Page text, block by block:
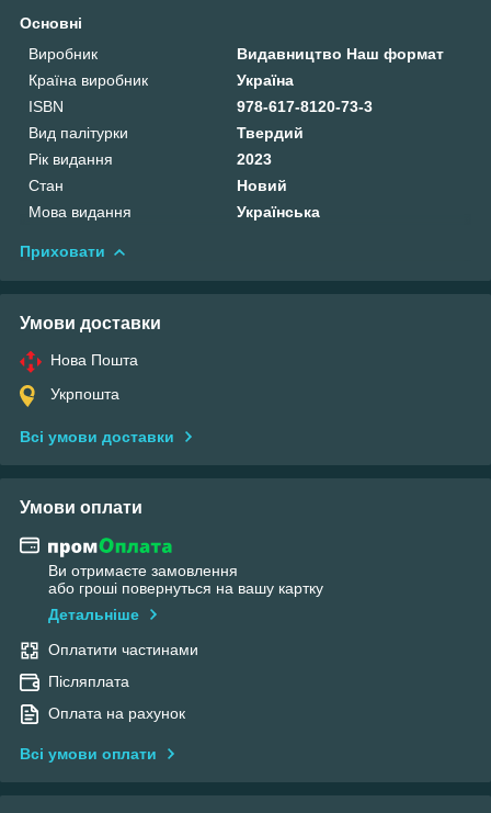
Основні
Виробник
Видавництво Наш формат
Країна виробник
Україна
ISBN
978-617-8120-73-3
Вид палітурки
Твердий
Рік видання
2023
Стан
Новий
Мова видання
Українська
Приховати
Умови доставки
Нова Пошта
Укрпошта
Всі умови доставки
Умови оплати
Ви отримаєте замовлення
або гроші повернуться на вашу картку
Детальніше
Оплатити частинами
Післяплата
Оплата на рахунок
Всі умови оплати